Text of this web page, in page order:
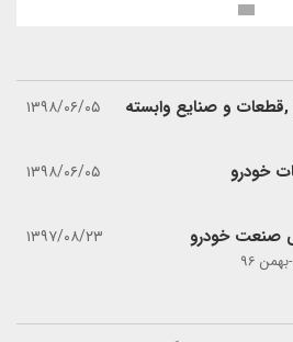
,قطعات و صنایع وابسته ۱۳۹۸/۰۶/۰۵
خودرو ۱۳۹۸/۰۶/۰۵
صنعت خودرو ۱۳۹۷/۰۸/۲۳
96